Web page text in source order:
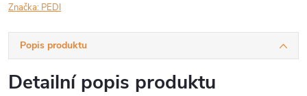
Značka: PEDI
Popis produktu
Detailní popis produktu